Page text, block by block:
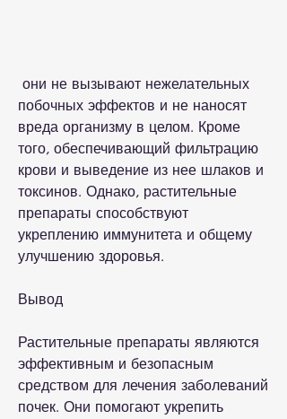
побочных эффектов и не наносят
вреда организму в целом. Кроме
того, обеспечивающий фильтрацию
крови и выведение из нее шлаков и
токсинов. Однако, растительные
препараты способствуют
укреплению иммунитета и общему
улучшению здоровья.
Вывод
Растительные препараты являются
эффективным и безопасным
средством для лечения заболеваний
почек. Они помогают укрепить